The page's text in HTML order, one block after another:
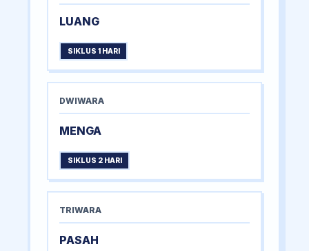
LUANG
SIKLUS 1 HARI
DWIWARA
MENGA
SIKLUS 2 HARI
TRIWARA
PASAH